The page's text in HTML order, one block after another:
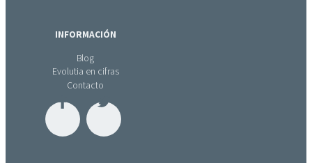
INFORMACIÓN
Blog
Evolutia en cifras
Contacto